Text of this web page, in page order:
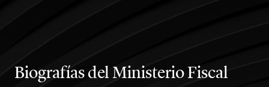
Biografías del Ministerio Fiscal